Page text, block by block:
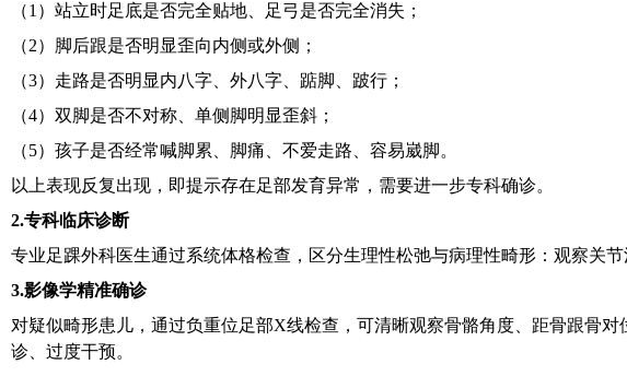
（1） 站立时足底是否完全贴地、足弓是否完全消失；
（2） 脚后跟是否明显歪向内侧或外侧；
（3） 走路是否明显内八字、外八字、踮脚、跛行；
（4） 双脚是否不对称、单侧脚明显歪斜；
（5） 孩子是否经常喊脚累、脚痛、不爱走路、容易崴脚。
以上表现反复出现，即提示存在足部发育异常，需要进一步专科确诊。
2.专科临床诊断
专业足踝外科医生通过系统体格检查，区分生理性松弛与病理性畸形：观察关
3.影像学精准确诊
对疑似畸形患儿，通过负重位足部X线检查，可清晰观察骨骼角度、距骨跟骨
诊、过度干预。